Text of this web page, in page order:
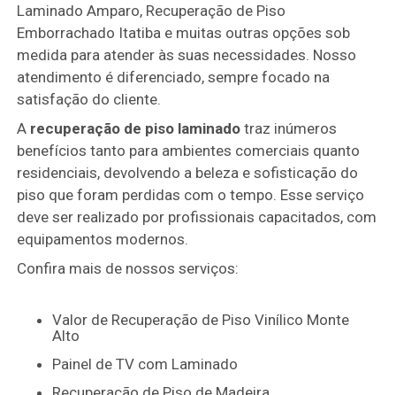
Laminado Amparo, Recuperação de Piso
Emborrachado Itatiba e muitas outras opções sob
medida para atender às suas necessidades. Nosso
atendimento é diferenciado, sempre focado na
satisfação do cliente.
A recuperação de piso laminado traz inúmeros
benefícios tanto para ambientes comerciais quanto
residenciais, devolvendo a beleza e sofisticação do
piso que foram perdidas com o tempo. Esse serviço
deve ser realizado por profissionais capacitados, com
equipamentos modernos.
Confira mais de nossos serviços:
Valor de Recuperação de Piso Vinílico Monte
Alto
Painel de TV com Laminado